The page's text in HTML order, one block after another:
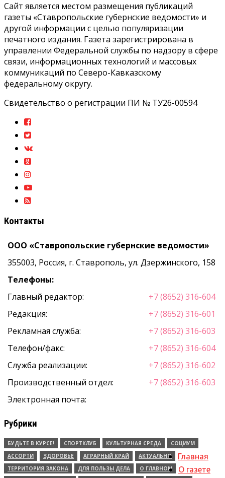
Сайт является местом размещения публикаций
газеты «Ставропольские губернские ведомости» и
другой информации с целью популяризации
печатного издания. Газета зарегистрирована в
управлении Федеральной службы по надзору в сфере
связи, информационных технологий и массовых
коммуникаций по Северо-Кавказскому
федеральному округу.
Свидетельство о регистрации ПИ № ТУ26-00594
Контакты
ООО «Ставропольские губернские ведомости»
355003, Россия, г. Ставрополь, ул. Дзержинского, 158
Телефоны:
Главный редактор:
+7 (8652) 316-604
Редакция:
+7 (8652) 316-601
Рекламная служба:
+7 (8652) 316-603
Телефон/факс:
+7 (8652) 316-604
Служба реализации:
+7 (8652) 316-602
Производственный отдел:
+7 (8652) 316-603
Электронная почта:
Рубрики
БУДЬТЕ В КУРСЕ! СПОРТКЛУБ КУЛЬТУРНАЯ СРЕДА
СОЦИУМ
АССОРТИ
ЗДОРОВЬЕ АГРАРНЫЙ КРАЙ
АКТУАЛЬНО
ТЕРРИТОРИЯ ЗАКОНА
ДЛЯ ПОЛЬЗЫ ДЕЛА
О ГЛАВНОМ
Главная
О газете